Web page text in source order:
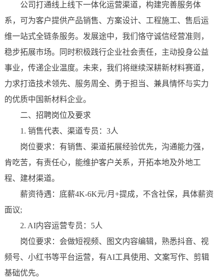
公司打通线上线下一体化运营渠道，构建完善服务体
系，可为客户提供产品销售、方案设计、工程施工、售后运
维一站式全链条服务。发展途中，我们恪守诚信经营准则，
稳步拓展市场。同时积极践行企业社会责任，主动投身公益
事业，传递企业温度。未来，我们将继续深耕新材料赛道，
力求打造技术领先、服务周全、勇于担当、兼具情怀与实力
的优质中国新材料企业。
二、招聘岗位及要求
1. 销售代表、渠道专员：3人
岗位要求：有销售、渠道拓展经验优先，沟通能力强，
肯吃苦，有责任心，能维护客户关系，开拓本地及外地工
程、建材渠道。
薪资待遇：底薪4K-6K元/月+提成，不含社保，具体薪资
面议;
2. AI内容运营专员：5人
岗位要求：会做短视频、图文内容编辑，熟悉抖音、视
频号、小红书等平台运营，有AI工具使用、文案写作、剪辑
基础优先。